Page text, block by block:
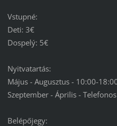
Vstupné:
Deti: 3€
Dospelý: 5€
Nyitvatartás:
Május - Augusztus - 10:00-
Szeptember - Április -
Belépőjegy: